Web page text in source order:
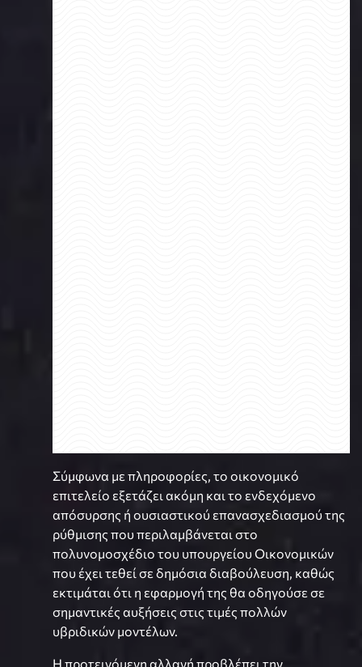
Σύμφωνα με πληροφορίες, το οικονομικό
επιτελείο εξετάζει ακόμη και το ενδεχόμενο
απόσυρσης ή ουσιαστικού επανασχεδιασμού της
ρύθμισης που περιλαμβάνεται στο
πολυνομοσχέδιο του υπουργείου Οικονομικών
που έχει τεθεί σε δημόσια διαβούλευση, καθώς
εκτιμάται ότι η εφαρμογή της θα οδηγούσε σε
σημαντικές αυξήσεις στις τιμές πολλών
υβριδικών μοντέλων.
Η προτεινόμενη αλλαγή προβλέπει την